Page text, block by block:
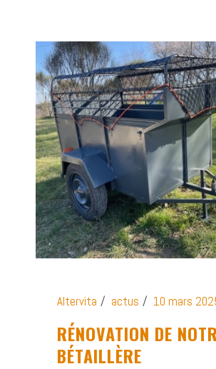
Altervita actus 10 mars
RÉNOVATION DE
BÉTAILLÈRE